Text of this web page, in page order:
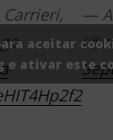
— A
aceitar
e ativar este